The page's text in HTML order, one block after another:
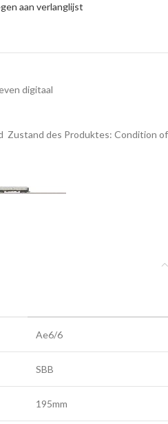
aan verlanglijst
digitaal
Zustand des Produktes: Condition of
Ae6/6
SBB
195mm